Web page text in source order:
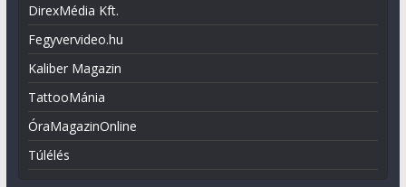
DirexMédia Kft.
Fegyvervideo.hu
Kaliber Magazin
TattooMánia
ÓraMagazinOnline
Túlélés